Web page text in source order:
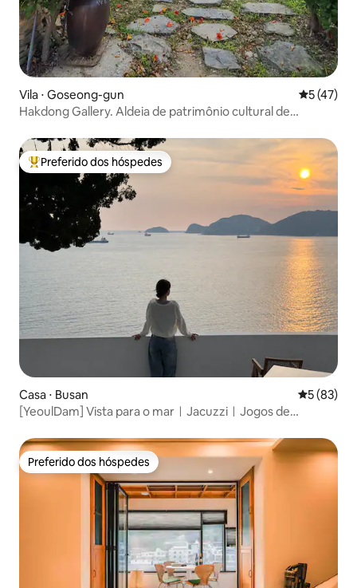
Vila ⋅ Goseong-gun 5 de uma
5 (47)
Hakdong Gallery. Aldeia de patrimônio cultural de
em um jardim de 3.300 m². Interior moderno.
Entre os melhores preferidos dos hóspedes
Preferido dos hóspedes
Casa ⋅ Busan 5 de uma
5 (83)
[YeoulDam] Vista para o marㅣJacuzziㅣJogos de
Preferido dos hóspedes
Preferido dos hóspedes